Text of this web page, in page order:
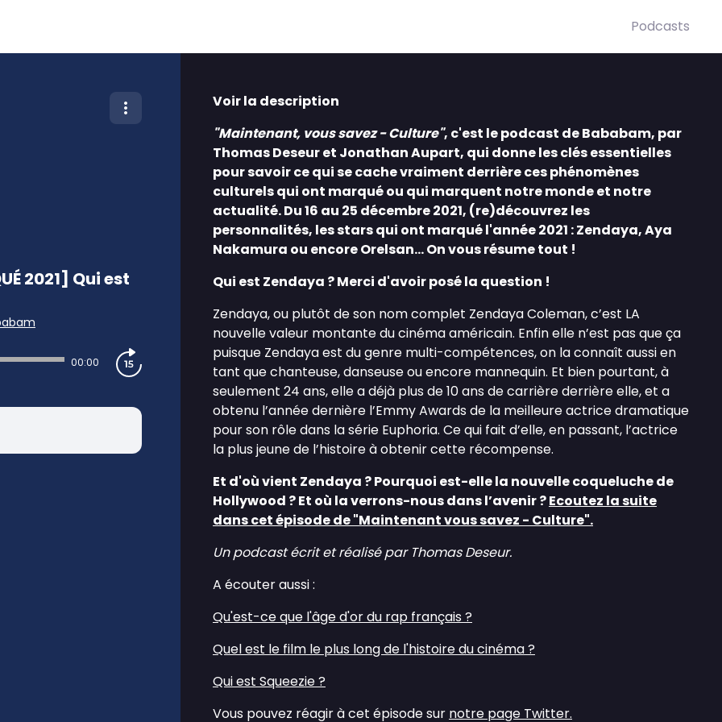
Podcasts
2021] Qui est
00:00
Voir la description
"Maintenant, vous savez - Culture", c'est le podcast de Bababam, par
Thomas Deseur et Jonathan Aupart, qui donne les clés essentielles
pour savoir ce qui se cache vraiment derrière ces phénomènes
culturels qui ont marqué ou qui marquent notre monde et notre
actualité. Du 16 au 25 décembre 2021, (re)découvrez les
personnalités, les stars qui ont marqué l'année 2021 : Zendaya, Aya
Nakamura ou encore Orelsan... On vous résume tout !
Qui est Zendaya ? Merci d'avoir posé la question !
Zendaya, ou plutôt de son nom complet Zendaya Coleman, c’est LA
nouvelle valeur montante du cinéma américain. Enfin elle n’est pas que ça
puisque Zendaya est du genre multi-compétences, on la connaît aussi en
tant que chanteuse, danseuse ou encore mannequin. Et bien pourtant, à
seulement 24 ans, elle a déjà plus de 10 ans de carrière derrière elle, et a
obtenu l’année dernière l’Emmy Awards de la meilleure actrice dramatique
pour son rôle dans la série Euphoria. Ce qui fait d’elle, en passant, l’actrice
la plus jeune de l’histoire à obtenir cette récompense.
Et d'où vient Zendaya ? Pourquoi est-elle la nouvelle coqueluche de
Hollywood ? Et où la verrons-nous dans l’avenir ?Ecoutez la suite
dans cet épisode de "Maintenant vous savez - Culture".
Un podcast écrit et réalisé par Thomas Deseur.
A écouter aussi :
Qu'est-ce que l'âge d'or du rap français ?
Quel est le film le plus long de l'histoire du cinéma ?
Qui est Squeezie ?
Vous pouvez réagir à cet épisode sur notre page Twitter.